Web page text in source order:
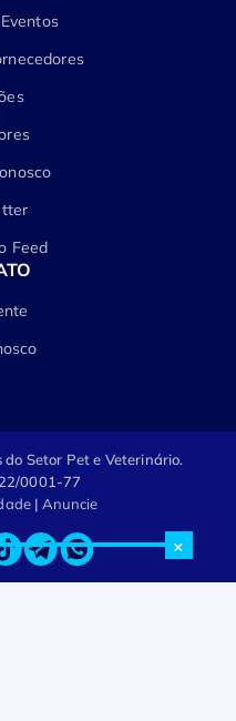
×
Feed
do Setor Pet e Veterinário.
0001-77
| Anuncie